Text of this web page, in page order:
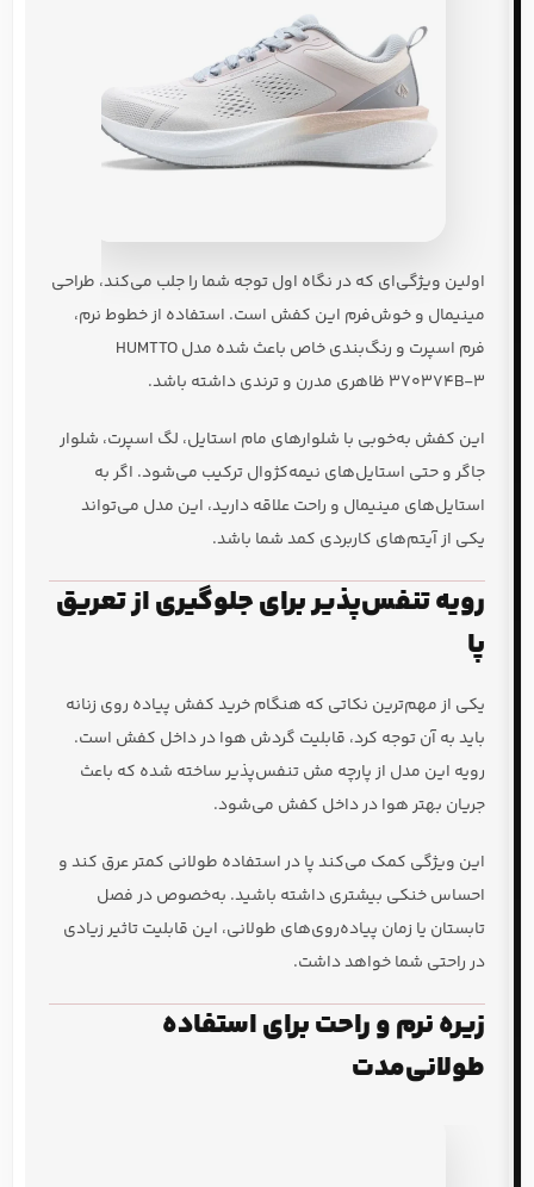
اولین ویژگی‌ای که در نگاه اول توجه شما را جلب می‌کند، طراحی
مینیمال و خوش‌فرم این کفش است. استفاده از خطوط نرم،
فرم اسپرت و رنگ‌بندی خاص باعث شده مدل HUMTTO
370374B-3 ظاهری مدرن و ترندی داشته باشد.
این کفش به‌خوبی با شلوارهای مام استایل، لگ اسپرت، شلوار
جاگر و حتی استایل‌های نیمه‌کژوال ترکیب می‌شود. اگر به
استایل‌های مینیمال و راحت علاقه دارید، این مدل می‌تواند
یکی از آیتم‌های کاربردی کمد شما باشد.
رویه تنفس‌پذیر برای جلوگیری از تعریق
پا
یکی از مهم‌ترین نکاتی که هنگام خرید کفش پیاده روی زنانه
باید به آن توجه کرد، قابلیت گردش هوا در داخل کفش است.
رویه این مدل از پارچه مش تنفس‌پذیر ساخته شده که باعث
جریان بهتر هوا در داخل کفش می‌شود.
این ویژگی کمک می‌کند پا در استفاده طولانی کمتر عرق کند و
احساس خنکی بیشتری داشته باشید. به‌خصوص در فصل
تابستان یا زمان پیاده‌روی‌های طولانی، این قابلیت تاثیر زیادی
در راحتی شما خواهد داشت.
زیره نرم و راحت برای استفاده
طولانی‌مدت